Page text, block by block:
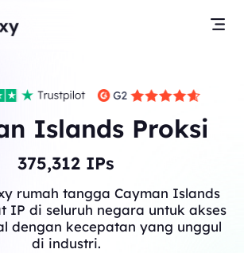
Islands Proksi
375,312 IPs
rumah tangga Cayman Islands
IP di seluruh negara untuk akses
dengan kecepatan yang unggul
di industri.